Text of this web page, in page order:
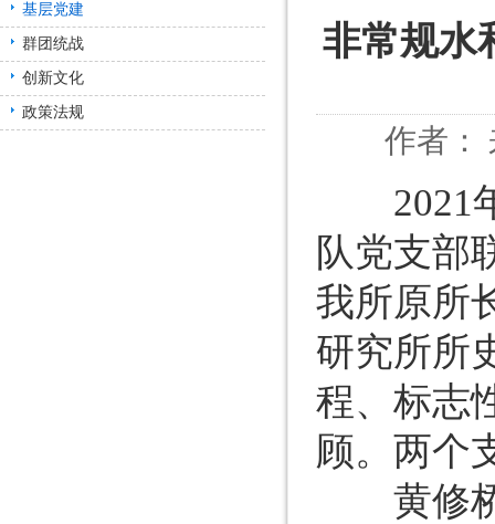
基层党建
群团统战
创新文化
政策法规
非常规水
作者：
2021年
队党支部
我所原所
研究所所
程、标志
顾。两个
黄修桥